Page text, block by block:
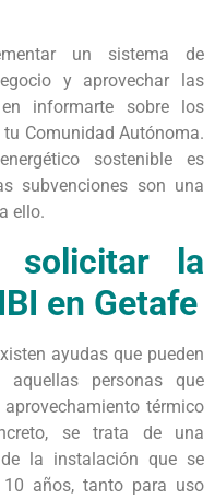
un sistema de
y aprovechar las
informarte sobre los
Comunidad Autónoma.
sostenible es
subvenciones son una
ello.
solicitar la
en Getafe
ayudas que pueden
aquellas personas que
térmico
se trata de una
la instalación que se
años, tanto para uso